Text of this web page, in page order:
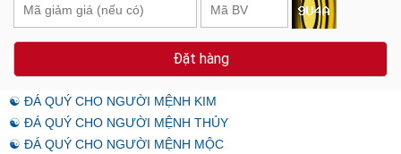
Đặt hàng
☯ ĐÁ QUÝ CHO NGƯỜI MỆNH KIM
☯ ĐÁ QUÝ CHO NGƯỜI MỆNH THỦY
☯ ĐÁ QUÝ CHO NGƯỜI MỆNH MỘC